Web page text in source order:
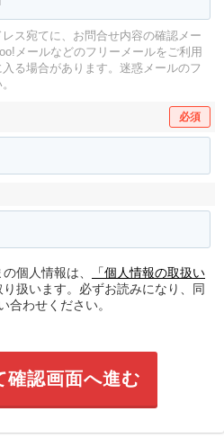
ス宛てに、お問合せ内容の確認メー
メールなどのフリーメールをご利用
る場合があります。 迷惑メールのフ
必須
個人情報は、
「個人情報の取扱い
扱います。必ずお読みになり、同
合わせください。
確認画面へ進む